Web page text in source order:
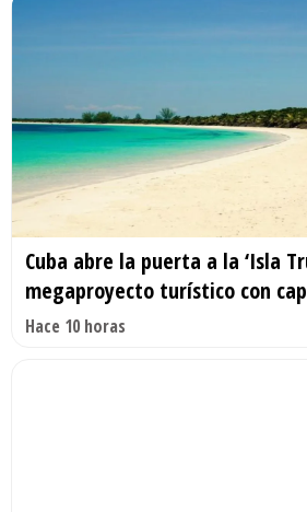
Cuba abre la puerta a la ‘Isla
megaproyecto turístico con
Hace 10 horas